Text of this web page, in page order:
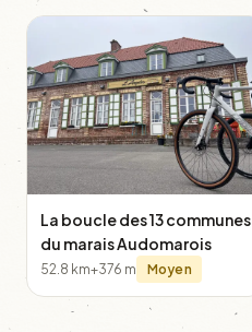
La boucle des 13 communes
du marais Audomarois
52.8 km+376 m Moyen